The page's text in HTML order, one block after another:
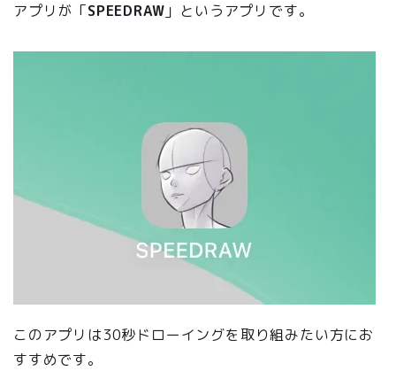
アプリが「SPEEDRAW 」というアプリです。
このアプリは30秒ドローイングを取り組みたい方にお
すすめです。